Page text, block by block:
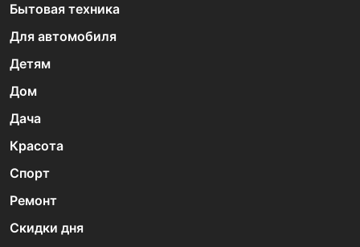
Бытовая техника
Для автомобиля
Детям
Дом
Дача
Красота
Спорт
Ремонт
Скидки дня